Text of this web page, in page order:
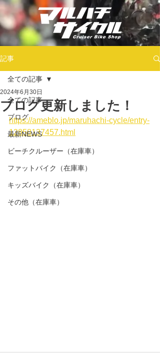
記事
全ての記事
ブログ
最新NEWS
ビーチクルーザー（在庫車）
ファットバイク（在庫車）
キッズバイク（在庫車）
その他（在庫車）
全ての記事
ブログ更新しました！
2024年6月30日
https://ameblo.jp/maruhachi-cycle/entry-
12858137457.html